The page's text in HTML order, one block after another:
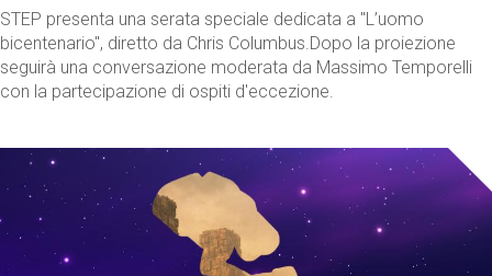
STEP presenta una serata speciale dedicata a "L’uomo
bicentenario", diretto da Chris Columbus.Dopo la proiezione
seguirà una conversazione moderata da Massimo Temporelli
con la partecipazione di ospiti d'eccezione.